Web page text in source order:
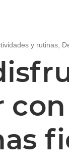
y rutinas